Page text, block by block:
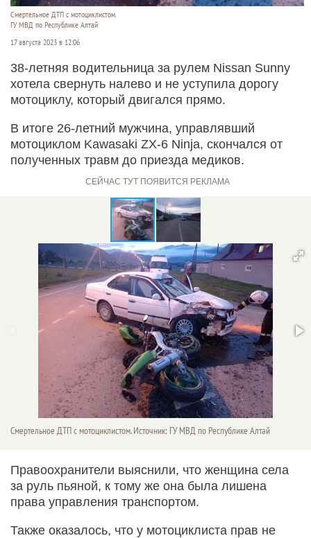
Смертельное ДТП с мотоциклистом.
ГУ МВД по Республике Алтай
17 августа 2023 в 12:06
38-летняя водительница за рулем Nissan Sunny
хотела свернуть налево и не уступила дорогу
мотоциклу, который двигался прямо.
В итоге 26-летний мужчина, управлявший
мотоциклом Kawasaki ZX-6 Ninja, скончался от
полученных травм до приезда медиков.
Смертельное ДТП с мотоциклистом. Источник: ГУ МВД по Республике Алтай
Правоохранители выяснили, что женщина села
за руль пьяной, к тому же она была лишена
права управления транспортом.
Также оказалось, что у мотоциклиста прав не